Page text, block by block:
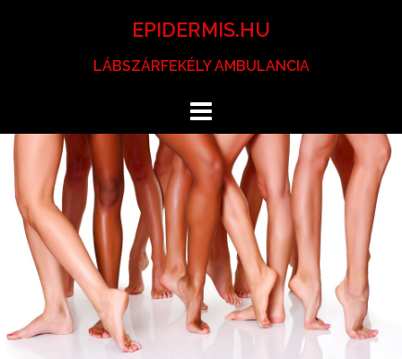
EPIDERMIS.HU
LÁBSZÁRFEKÉLY AMBULANCIA